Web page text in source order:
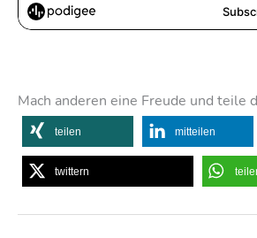
Mach anderen eine Freude und teile
teilen mitteilen
twittern